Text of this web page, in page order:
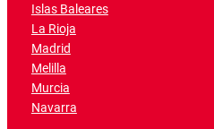
Islas Baleares
La Rioja
Madrid
Melilla
Murcia
Navarra